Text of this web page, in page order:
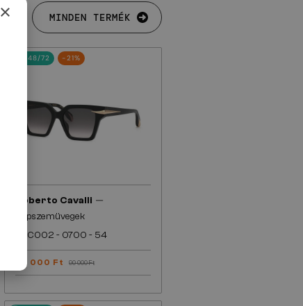
MINDEN TERMÉK
48/72 -21%
Roberto Cavalli —
Napszemüvegek
SRC002 - 0700 - 54
72 000 Ft 90 000 Ft
×